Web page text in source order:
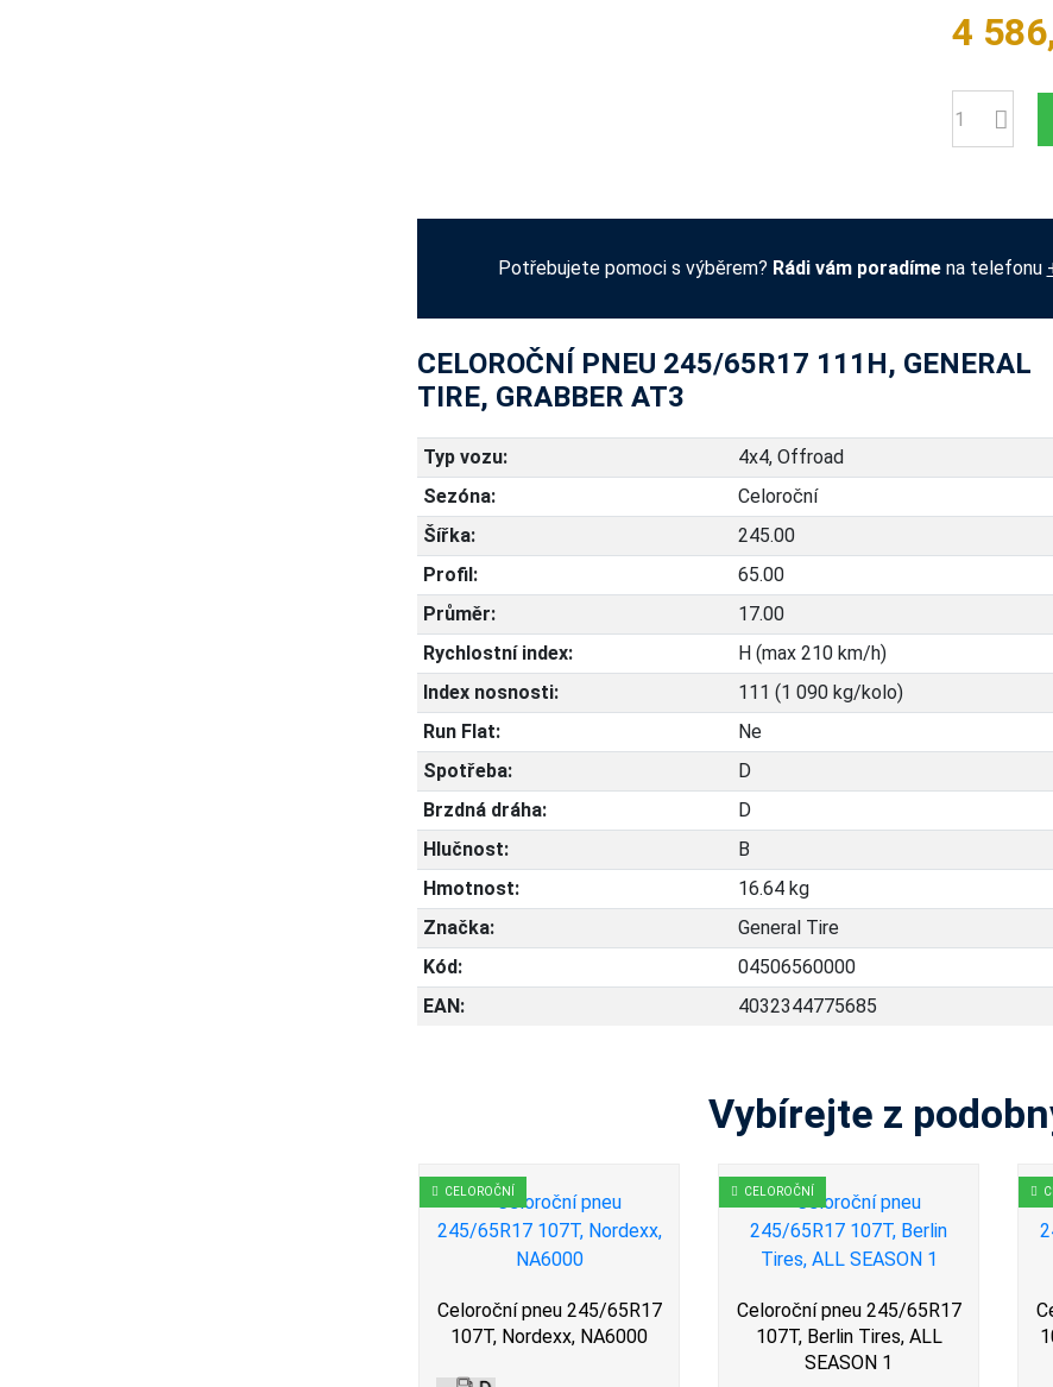
4
Počet
Potřebujete pomoci s výběrem? Rádi vám poradímena telefonu
CELOROČNÍ PNEU 245/65R17 111H, GENERAL
TIRE, GRABBER AT3
Typ vozu:
4x4, Offroad
Sezóna:
Celoroční
Šířka:
245.00
Profil:
65.00
Průměr:
17.00
Rychlostní index:
H (max 210 km/h)
Index nosnosti:
111 (1 090 kg/kolo)
Run Flat:
Ne
Spotřeba:
D
Brzdná dráha:
D
Hlučnost:
B
Hmotnost:
16.64 kg
Značka:
General Tire
Kód:
04506560000
EAN:
4032344775685
Vybírejte z
CELOROČNÍ
Celoroční pneu 245/65R17
107T, Nordexx, NA6000
CELOROČNÍ
Celoroční pneu 245/65R17
107T, Berlin Tires, ALL
SEASON 1